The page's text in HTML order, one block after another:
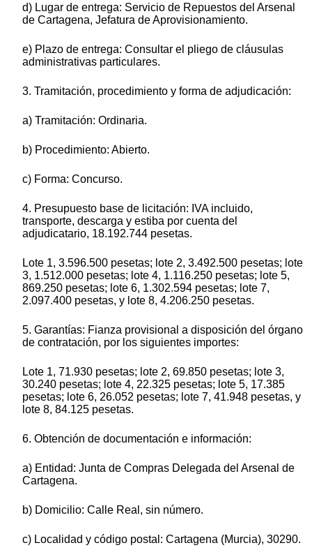
d) Lugar de entrega: Servicio de Repuestos del Arsenal
de Cartagena, Jefatura de Aprovisionamiento.
e) Plazo de entrega: Consultar el pliego de cláusulas
administrativas particulares.
3. Tramitación, procedimiento y forma de adjudicación:
a) Tramitación: Ordinaria.
b) Procedimiento: Abierto.
c) Forma: Concurso.
4. Presupuesto base de licitación: IVA incluido,
transporte, descarga y estiba por cuenta del
adjudicatario, 18.192.744 pesetas.
Lote 1, 3.596.500 pesetas; lote 2, 3.492.500 pesetas; lote
3, 1.512.000 pesetas; lote 4, 1.116.250 pesetas; lote 5,
869.250 pesetas; lote 6, 1.302.594 pesetas; lote 7,
2.097.400 pesetas, y lote 8, 4.206.250 pesetas.
5. Garantías: Fianza provisional a disposición del órgano
de contratación, por los siguientes importes:
Lote 1, 71.930 pesetas; lote 2, 69.850 pesetas; lote 3,
30.240 pesetas; lote 4, 22.325 pesetas; lote 5, 17.385
pesetas; lote 6, 26.052 pesetas; lote 7, 41.948 pesetas, y
lote 8, 84.125 pesetas.
6. Obtención de documentación e información:
a) Entidad: Junta de Compras Delegada del Arsenal de
Cartagena.
b) Domicilio: Calle Real, sin número.
c) Localidad y código postal: Cartagena (Murcia), 30290.